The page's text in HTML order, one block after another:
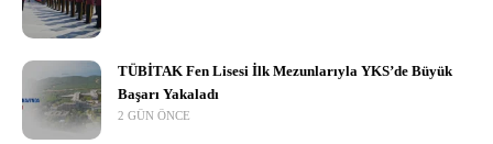
TÜBİTAK Fen Lisesi İlk Mezunlarıyla YKS’de Büyük
Başarı Yakaladı
2 GÜN ÖNCE